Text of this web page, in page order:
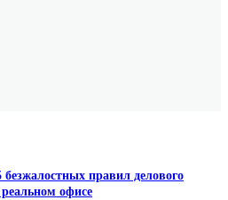
правил делового
офисе